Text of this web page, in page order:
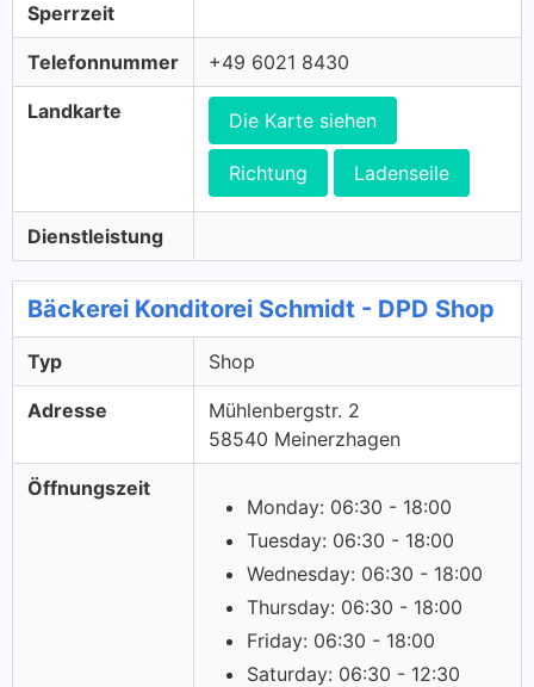
Sperrzeit
Telefonnummer +49 6021 8430
Landkarte Die Karte siehen
Richtung Ladenseile
Dienstleistung
Bäckerei Konditorei Schmidt - DPD Shop
Typ Shop
Adresse
Mühlenbergstr. 2
58540 Meinerzhagen
Öffnungszeit
Monday: 06:30 - 18:00
Tuesday: 06:30 - 18:00
Wednesday: 06:30 - 18:00
Thursday: 06:30 - 18:00
Friday: 06:30 - 18:00
Saturday: 06:30 - 12:30